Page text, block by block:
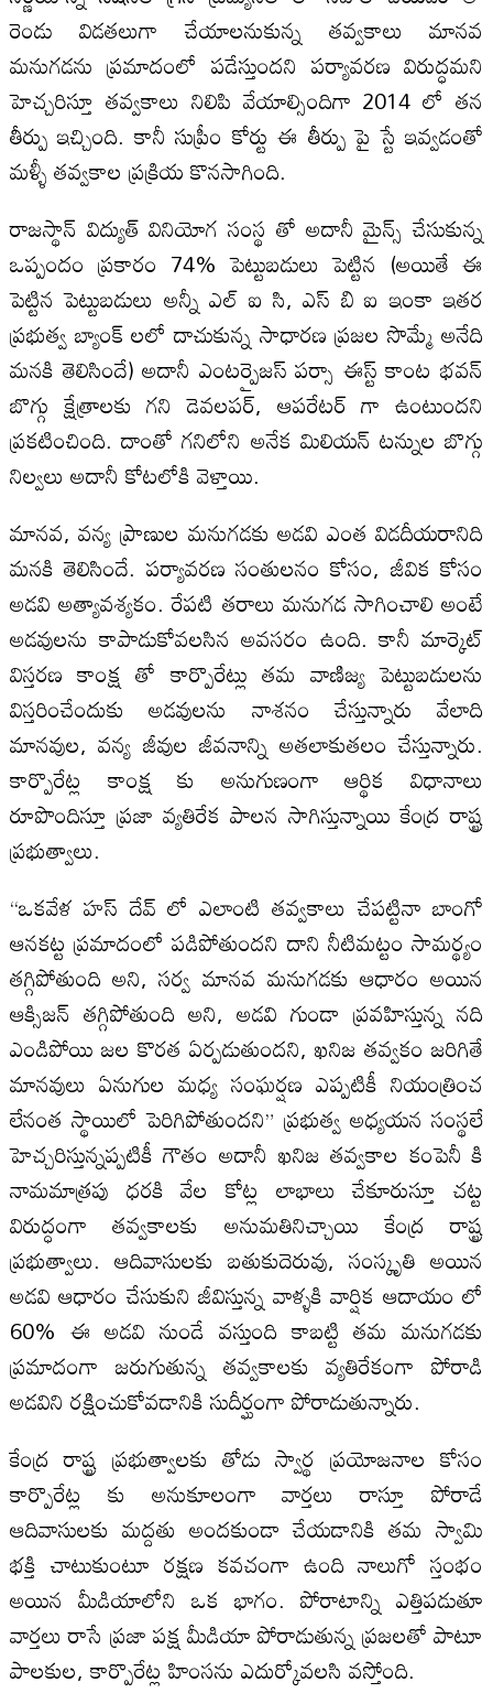
రెండు విడతలుగా చేయాలనుకున్న తవ్వకాలు మానవ
మనుగడను ప్రమాదంలో పడేస్తుందని పర్యావరణ విరుద్ధమని
హెచ్చరిస్తూ తవ్వకాలు నిలిపి వేయాల్సిందిగా 2014 లో తన
తీర్పు ఇచ్చింది. కానీ సుప్రీం కోర్టు ఈ తీర్పు పై స్టే ఇవ్వడంతో
మళ్ళీ తవ్వకాల ప్రక్రియ కొనసాగింది.
రాజస్థాన్ విద్యుత్ వినియోగ సంస్థ తో అదానీ మైన్స్ చేసుకున్న
ఒప్పందం ప్రకారం 74% పెట్టుబడులు పెట్టిన (అయితే ఈ
పెట్టిన పెట్టుబడులు అన్నీ ఎల్ ఐ సి, ఎస్ బి ఐ ఇంకా ఇతర
ప్రభుత్వ బ్యాంక్ లలో దాచుకున్న సాధారణ ప్రజల సొమ్మే అనేది
మనకి తెలిసిందే) అదానీ ఎంటర్ప్రైజస్ పర్సా ఈస్ట్ కాంట భవన్
బొగ్గు క్షేత్రాలకు గని డెవలపర్, ఆపరేటర్ గా ఉంటుందని
ప్రకటించింది. దాంతో గనిలోని అనేక మిలియన్ టన్నుల బొగ్గు
నిల్వలు అదానీ కోటలోకి వెళ్తాయి.
మానవ, వన్య ప్రాణుల మనుగడకు అడవి ఎంత విడదీయరానిది
మనకి తెలిసిందే. పర్యావరణ సంతులనం కోసం, జీవిక కోసం
అడవి అత్యావశ్యకం. రేపటి తరాలు మనుగడ సాగించాలి అంటే
అడవులను కాపాడుకోవలసిన అవసరం ఉంది. కానీ మార్కెట్
విస్తరణ కాంక్ష తో కార్పొరేట్లు తమ వాణిజ్య పెట్టుబడులను
విస్తరించేందుకు అడవులను నాశనం చేస్తున్నారు వేలాది
మానవుల, వన్య జీవుల జీవనాన్ని అతలాకుతలం చేస్తున్నారు.
కార్పొరేట్ల కాంక్ష కు అనుగుణంగా ఆర్థిక విధానాలు
రూపొందిస్తూ ప్రజా వ్యతిరేక పాలన సాగిస్తున్నాయి కేంద్ర రాష్ట్ర
ప్రభుత్వాలు.
“ఒకవేళ హస్ దేవ్ లో ఎలాంటి తవ్వకాలు చేపట్టినా బాంగో
ఆనకట్ట ప్రమాదంలో పడిపోతుందని దాని నీటిమట్టం సామర్థ్యం
తగ్గిపోతుంది అని, సర్వ మానవ మనుగడకు ఆధారం అయిన
ఆక్సిజన్ తగ్గిపోతుంది అని, అడవి గుండా ప్రవహిస్తున్న నది
ఎండిపోయి జల కొరత ఏర్పడుతుందని, ఖనిజ తవ్వకం జరిగితే
మానవులు ఏనుగుల మధ్య సంఘర్షణ ఎప్పటికీ నియంత్రించ
లేనంత స్థాయిలో పెరిగిపోతుందని” ప్రభుత్వ అధ్యయన సంస్థలే
హెచ్చరిస్తున్నప్పటికీ గౌతం అదానీ ఖనిజ తవ్వకాల కంపెనీ కి
నామమాత్రపు ధరకి వేల కోట్ల లాభాలు చేకూరుస్తూ చట్ట
విరుద్ధంగా తవ్వకాలకు అనుమతినిచ్చాయి కేంద్ర రాష్ట్ర
ప్రభుత్వాలు. ఆదివాసులకు బతుకుదెరువు, సంస్కృతి అయిన
అడవి ఆధారం చేసుకుని జీవిస్తున్న వాళ్ళకి వార్షిక ఆదాయం లో
60% ఈ అడవి నుండే వస్తుంది కాబట్టి తమ మనుగడకు
ప్రమాదంగా జరుగుతున్న తవ్వకాలకు వ్యతిరేకంగా పోరాడి
అడవిని రక్షించుకోవడానికి సుదీర్ఘంగా పోరాడుతున్నారు.
కేంద్ర రాష్ట్ర ప్రభుత్వాలకు తోడు స్వార్థ ప్రయోజనాల కోసం
కార్పొరేట్ల కు అనుకూలంగా వార్తలు రాస్తూ పోరాడే
ఆదివాసులకు మద్దతు అందకుండా చేయడానికి తమ స్వామి
భక్తి చాటుకుంటూ రక్షణ కవచంగా ఉంది నాలుగో స్తంభం
అయిన మీడియాలోని ఒక భాగం. పోరాటాన్ని ఎత్తిపడుతూ
వార్తలు రాసే ప్రజా పక్ష మీడియా పోరాడుతున్న ప్రజలతో పాటూ
పాలకుల, కార్పొరేట్ల హింసను ఎదుర్కోవలసి వస్తోంది.